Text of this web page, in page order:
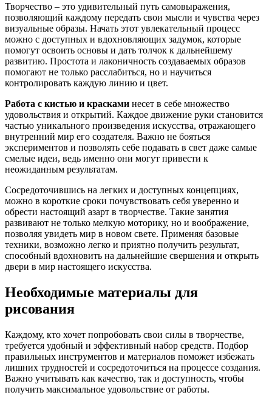
Творчество – это удивительный путь самовыражения,
позволяющий каждому передать свои мысли и чувства через
визуальные образы. Начать этот увлекательный процесс
можно с доступных и вдохновляющих задумок, которые
помогут освоить основы и дать толчок к дальнейшему
развитию. Простота и лаконичность создаваемых образов
помогают не только расслабиться, но и научиться
контролировать каждую линию и цвет.
Работа с кистью и красками несет в себе множество
удовольствия и открытий. Каждое движение руки становится
частью уникального произведения искусства, отражающего
внутренний мир его создателя. Важно не бояться
экспериментов и позволять себе подавать в свет даже самые
смелые идеи, ведь именно они могут привести к
неожиданным результатам.
Сосредоточившись на легких и доступных концепциях,
можно в короткие сроки почувствовать себя уверенно и
обрести настоящий азарт в творчестве. Такие занятия
развивают не только мелкую моторику, но и воображение,
позволяя увидеть мир в новом свете. Применяя базовые
техники, возможно легко и приятно получить результат,
способный вдохновить на дальнейшие свершения и открыть
двери в мир настоящего искусства.
Необходимые материалы для
рисования
Каждому, кто хочет попробовать свои силы в творчестве,
требуется удобный и эффективный набор средств. Подбор
правильных инструментов и материалов поможет избежать
лишних трудностей и сосредоточиться на процессе создания.
Важно учитывать как качество, так и доступность, чтобы
получить максимальное удовольствие от работы.